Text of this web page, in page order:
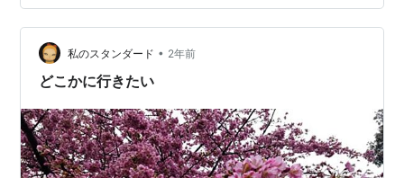
秋葉原 ４位 東京都八王子市こちらもトレカ系なのですが
CANTRIPさんに行ってみたいあとは高尾山とか見てみた
いですねl京王プラザホテル八王子 ３位 岩手県盛岡市中学
時代以来行っていないのです…
私のスタンダード • 2年前
どこかに行きたい